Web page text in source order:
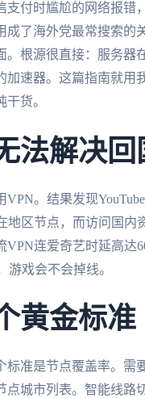
支付时尴尬的网络报
了海外党最常搜索的
根源很直接：服务器
速器。这篇指南就用
货。
法解决回
。结果发现
地区节点，而访问国
连爱奇艺时延高达
游戏会不会掉线。
黄金标准
准是节点覆盖率。需
点城市列表。智能线路